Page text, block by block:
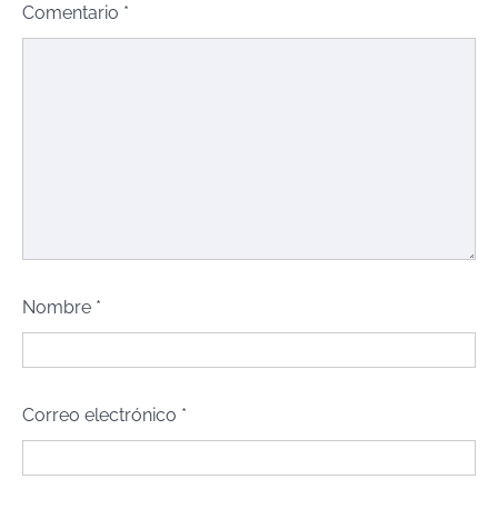
Comentario *
Nombre *
Correo electrónico *